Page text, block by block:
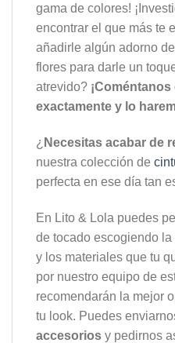
gama de colores!
encontrar el que más te
añadirle algún adorno
flores para darle un
atrevido?
exactamente y lo
¿ Necesitas acabar de
nuestra colección de
perfecta en ese día tan
En Lito & Lola puedes
de tocado escogiendo
y los materiales que tu
por nuestro equipo de
recomendarán la mejor
tu look. Puedes
accesorios y pedirnos